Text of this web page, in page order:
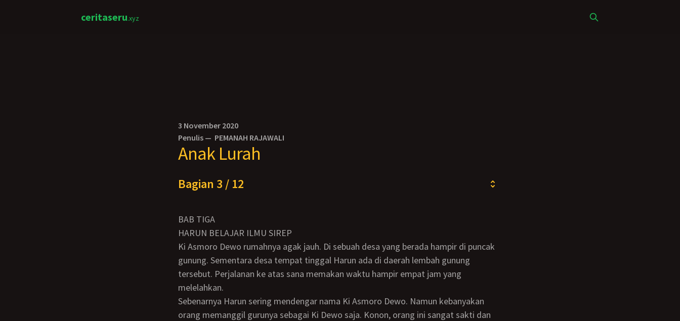
ceritaseru.xyz
3 November 2020
Penulis — PEMANAH RAJAWALI
Anak Lurah
Bagian 3 / 12
BAB TIGA
HARUN BELAJAR ILMU SIREP
Ki Asmoro Dewo rumahnya agak jauh. Di sebuah desa yang berada hampir di puncak
gunung. Sementara desa tempat tinggal Harun ada di daerah lembah gunung
tersebut. Perjalanan ke atas sana memakan waktu hampir empat jam yang
melelahkan.
Sebenarnya Harun sering mendengar nama Ki Asmoro Dewo. Namun kebanyakan
orang memanggil gurunya sebagai Ki Dewo saja. Konon, orang ini sangat sakti dan